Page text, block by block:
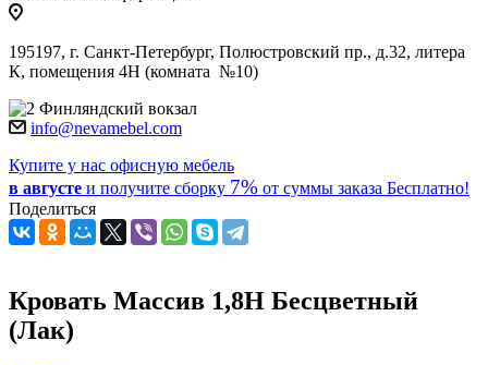
195197, г. Санкт-Петербург, Полюстровский пр., д.32, литера
К, помещения 4Н (комната №10)
Финляндский вокзал
info@nevamebel.com
Купите у нас офисную мебель
в августе и получите сборку 7% от суммы заказа Бесплатно!
Поделиться
Кровать Массив 1,8Н Бесцветный
(Лак)